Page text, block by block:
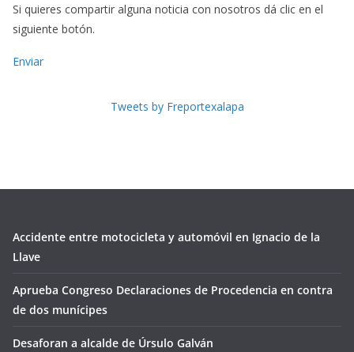
Si quieres compartir alguna noticia con nosotros dá clic en el
siguiente botón.
Enviar
Tweets by Freportexalapa
Accidente entre motocicleta y automóvil en Ignacio de la
Llave
Aprueba Congreso Declaraciones de Procedencia en contra
de dos munícipes
Desaforan a alcalde de Úrsulo Galván